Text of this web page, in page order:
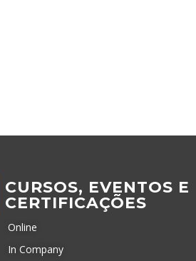
CURSOS, EVENTOS E
CERTIFICAÇÕES
Online
In Company